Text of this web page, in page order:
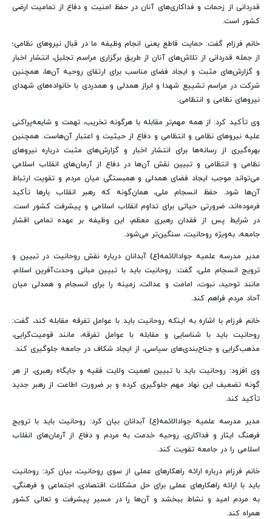
قدردانی از زحمات و فداکاری‌های آنان در حفظ امنیت و دفاع از تمامیت ارضی
کشور است.
خانم فرزام گفت: حمایت قاطع یعنی انجام وظیفه ما در قبال نیروهای نظامی؛
از جمله قدردانی از تلاش‌های آنان از طریق برگزاری مراسم تجلیل، انتشار اخبار
و گزارش‌های مثبت و ایجاد فضای مناسب برای ارتقای روحیه آن‌ها، همچنین
شرکت در مراسم تشییع شهدا و ابراز همدلی و همدردی با خانواده‌های شهدای
نیروهای نظامی و انتظامی.
وی تأکید کرد: از همه مهم‌تر مقابله با هرگونه تخریب، تهمت و شایعه‌پراکنی
علیه نیروهای نظامی و انتظامی و دفاع از حیثیت و اعتبار آن‌هاست. همچنین
بهره‌گیری از رسانه‌ها برای انتشار اخبار و گزارش‌های مثبت درباره نیروهای
نظامی و انتظامی و تبیین نقش آن‌ها در دفاع از آرمان‌های انقلاب اسلامی
می‌تواند موجب ایجاد فضای همدلی و همبستگی میان مردم و تقویت ارتباط
آن‌ها شود. حفظ انسجام ملی، همان‌گونه که رهبر انقلاب بارها تأکید
فرموده‌اند، ضرورتی حیاتی برای تداوم انقلاب اسلامی و پیشرفت کشور است.
در شرایط پس از فقدان رهبری معظم، این وظیفه بر عهده تمامی اقشار
جامعه، به‌ویژه روحانیت، سنگین‌تر می‌شود.
مدیر مدرسه علمیه جوادالائمه(ع) آبدانان درباره نقش روحانیت در تبیین و
ترویج انسجام ملی، گفت: روحانیت باید با تبیین مبانی وحدت‌آفرین اسلام،
مانند توحید، نبوت، امامت و عدالت، زمینه را برای انسجام و همدلی میان
آحاد مردم فراهم کند.
خانم فرزام با اشاره به اینکه روحانیت باید با عوامل تفرقه مقابله کند، گفت:
روحانیت باید با شناسایی و مقابله با عوامل تفرقه، مانند قومیت‌گرایی،
مذهب‌گرایی و جناح‌بندی‌های سیاسی، از ایجاد شکاف در جامعه جلوگیری کند.
وی افزود: روحانیت باید با تبیین اهمیت ولایت فقیه و جایگاه رهبری، از هر
گونه تضعیف این نهاد مهم جلوگیری کرده و بر ضرورت اطاعت از رهبر جدید
تأکید کند.
مدیر مدرسه علمیه جوادالائمه(ع) آبدانان بیان کرد: روحانیت باید با ترویج
فرهنگ ایثار و فداکاری، روحیه خدمت به مردم و دفاع از آرمان‌های انقلاب
اسلامی را در جامعه تقویت کند.
خانم فرزام درباره ارائه راهکارهای عملی از سوی روحانیت، بیان کرد: روحانیت
باید با ارائه راهکارهای عملی برای حل مشکلات اقتصادی، اجتماعی و فرهنگی،
به مردم امید و نشاط ببخشد و آن‌ها را در مسیر پیشرفت و تعالی کشور
همراه کند.